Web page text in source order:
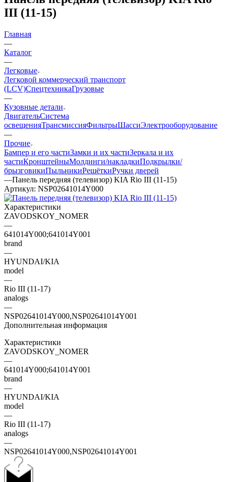
III (11-15)
Главная
—
Каталог
—
Легковые
Легковой коммерческий транспорт
(LCV)СпецтехникаГрузовые
—
Кузовные детали
ДвигательСистема
освещенияТрансмиссияФильтрыШассиЭлектрооборудование
—
Прочие
Бампер и его частиЗамки и их частиЗеркала и их
частиКронштейныМолдинги/накладкиПодкрылки/
брызговикиПыльникиРешёткиРучки дверей
—Панель передняя (телевизор) KIA Rio III (11-15)
Артикул: NSP02641014Y000
Характеристики
ZAVODSKOY_NOMER
—
641014Y000;641014Y001
brand
—
HYUNDAI/KIA
model
—
Rio III (11-17)
analogs
—
NSP02641014Y000,NSP02641014Y001
Дополнительная информация
Характеристики
ZAVODSKOY_NOMER
—
641014Y000;641014Y001
brand
—
HYUNDAI/KIA
model
—
Rio III (11-17)
analogs
—
NSP02641014Y000,NSP02641014Y001